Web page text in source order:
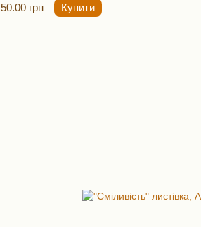
50.00 грн
Купити